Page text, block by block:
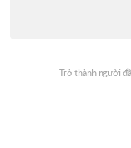
Trở thành người